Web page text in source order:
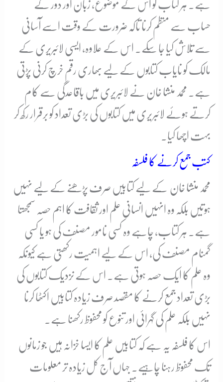
ہے۔ ہر کتاب کو اس کے موضوع، زبان اور دور کے
حساب سے منظم کرنا تاکہ ضرورت کے وقت اسے آسانی
سے تلاش کیا جا سکے۔ اس کے علاوہ، ایسی لائبریری کے
مالک کو نایاب کتابوں کے لیے بھاری رقم خرچ کرنی پڑتی
ہے۔ محمد منشا خان نے لائبریری میں باقاعدگی سے کام
کرتے ہوئے لائبریری میں کتابوں کی بڑی تعداد کو برقرار رکھ کر
بہت اچھا کیا۔
کتب جمع کرنے کا فلسفہ
محمد منشا خان کے لیے کتابیں صرف پڑھنے کے لیے نہیں
ہوتیں بلکہ وہ انہیں انسانی علم اور ثقافت کا اہم حصہ سمجھتا
ہے۔ ہر کتاب، چاہے وہ کسی نامور مصنف کی ہو یا کسی
گمنام مصنف کی، اس کے لیے اہمیت رکھتی ہے کیونکہ
وہ علم کا ایک حصہ ہوتی ہے۔ اس کے نزدیک کتابوں کی
بڑی تعداد جمع کرنے کا مقصد صرف زیادہ کتابیں اکٹھا کرنا
نہیں بلکہ علم کی گہرائی اور تنوع کو محفوظ رکھنا ہے۔
اس کا فلسفہ یہ ہے کہ کتابیں علم کا ایسا خزانہ ہیں جو زمانوں
تک محفوظ رہنا چاہیے۔ جہاں آج کل زیادہ تر معلومات